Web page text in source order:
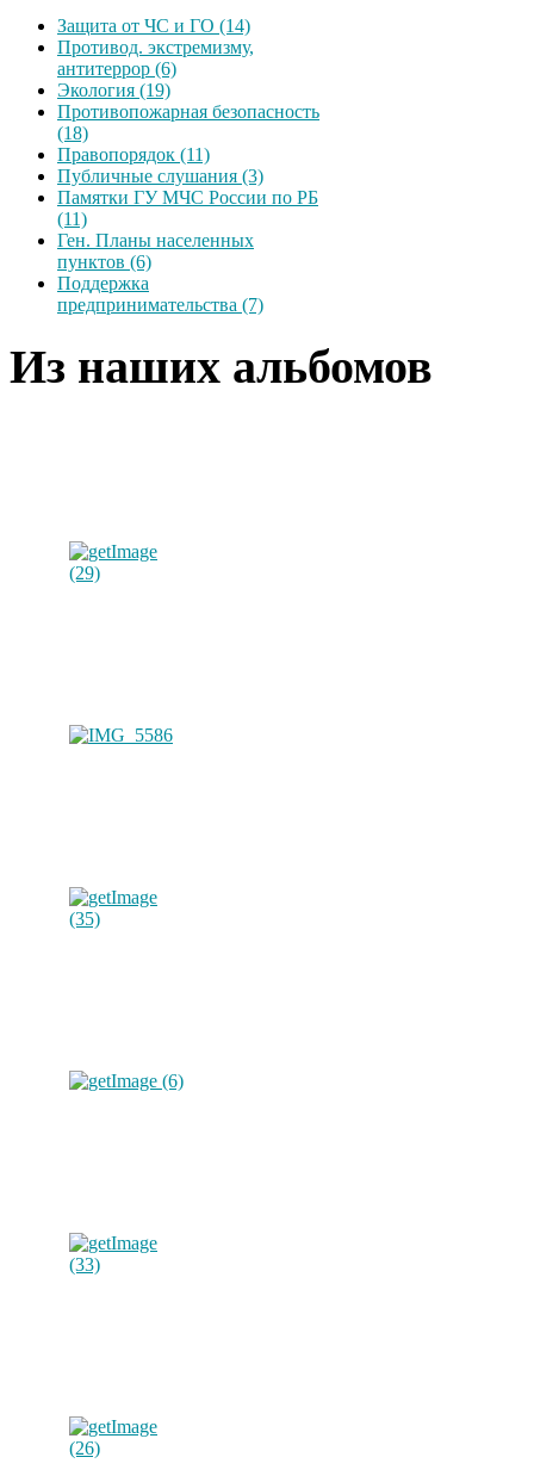
Защита от ЧС и ГО (14)
Противод. экстремизму,
антитеррор (6)
Экология (19)
Противопожарная безопасность
(18)
Правопорядок (11)
Публичные слушания (3)
Памятки ГУ МЧС России по РБ
(11)
Ген. Планы населенных
пунктов (6)
Поддержка
предпринимательства (7)
Из наших альбомов